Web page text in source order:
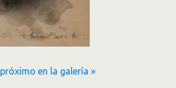
próximo en la galería »